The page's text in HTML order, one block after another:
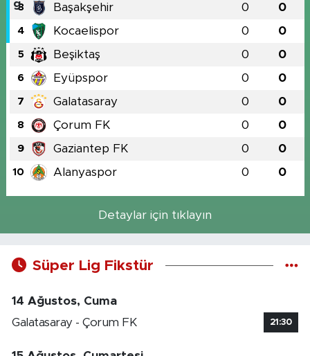
3 Başakşehir 0 0
4 Kocaelispor 0 0
5 Beşiktaş 0 0
6 Eyüpspor 0 0
7 Galatasaray 0 0
8 Çorum FK 0 0
9 Gaziantep FK 0 0
10 Alanyaspor 0 0
Detaylar için tıklayın
Süper Lig Fikstür
14 Ağustos, Cuma
Galatasaray - Çorum FK
21:30